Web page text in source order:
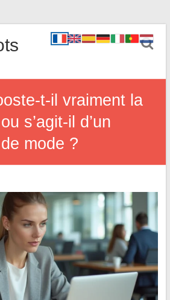
t-il vraiment la
s’agit-il d’un
mode ?